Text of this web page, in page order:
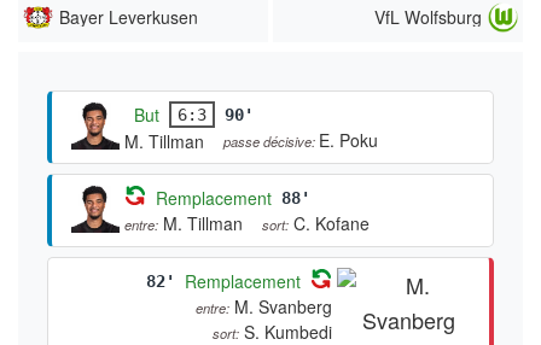
Bayer Leverkusen VfL Wolfsburg
But 6:3 90'
M. Tillman passe décisive: E. Poku
Remplacement 88'
entre: M. Tillman sort: C. Kofane
82' Remplacement
entre: M. Svanberg
sort: S. Kumbedi